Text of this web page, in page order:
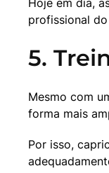
Hoje em dia,
profissional
5.
Mesmo com
forma mais
Por isso,